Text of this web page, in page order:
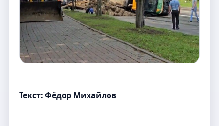
Текст: Фёдор Михайлов